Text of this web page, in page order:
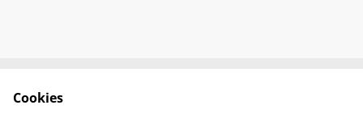
Cookies